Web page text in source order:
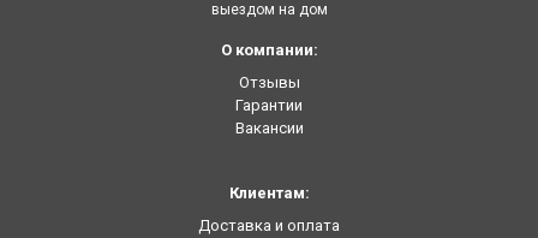
выездом на дом
О компании:
Отзывы
Гарантии
Вакансии
Клиентам:
Доставка и оплата